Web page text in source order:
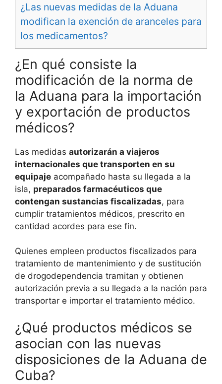
¿Las nuevas medidas de la Aduana
modifican la exención de aranceles para
los medicamentos?
¿En qué consiste la
modificación de la norma de
la Aduana para la importación
y exportación de productos
médicos?
Las medidas autorizarán a viajeros
internacionales que transporten en su
equipaje acompañado hasta su llegada a la
isla, preparados farmacéuticos que
contengan sustancias fiscalizadas, para
cumplir tratamientos médicos, prescrito en
cantidad acordes para ese fin.
Quienes empleen productos fiscalizados para
tratamiento de mantenimiento y de sustitución
de drogodependencia tramitan y obtienen
autorización previa a su llegada a la nación para
transportar e importar el tratamiento médico.
¿Qué productos médicos se
asocian con las nuevas
disposiciones de la Aduana de
Cuba?